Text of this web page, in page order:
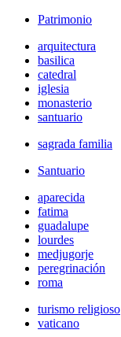
Patrimonio
arquitectura
basilica
catedral
iglesia
monasterio
santuario
sagrada familia
Santuario
aparecida
fatima
guadalupe
lourdes
medjugorje
peregrinación
roma
turismo religioso
vaticano